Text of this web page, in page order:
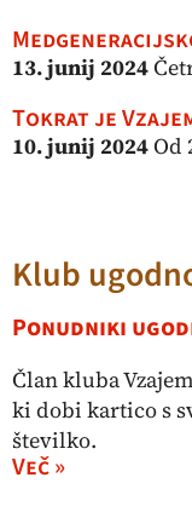
13. junij 2024
Tokrat je
10. junij 2024Od
Klub
Ponudniki
Član kluba
ki dobi kartico s
številko.
Več »